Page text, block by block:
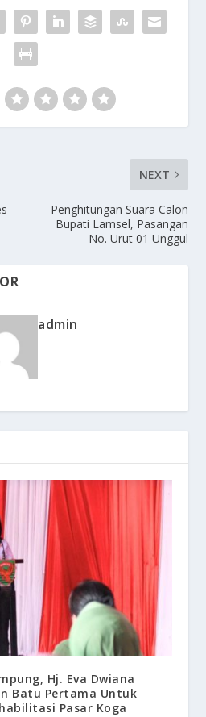
NEXT
Penghitungan Suara Calon
Bupati Lamsel, Pasangan
No. Urut 01 Unggul
admin
Hj. Eva Dwiana
Batu Pertama Untuk
Pasar Koga